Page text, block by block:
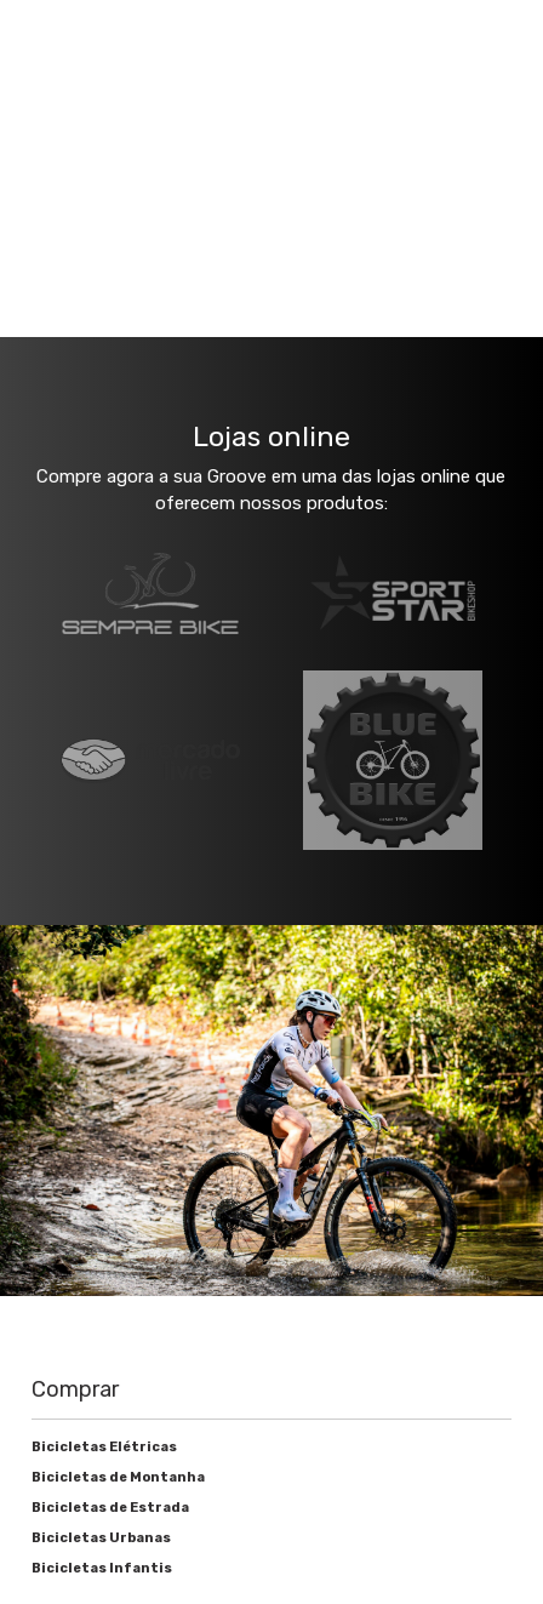
Lojas online
Compre agora a sua Groove em uma das lojas online que
oferecem nossos produtos:
Comprar
Bicicletas Elétricas
Bicicletas de Montanha
Bicicletas de Estrada
Bicicletas Urbanas
Bicicletas Infantis